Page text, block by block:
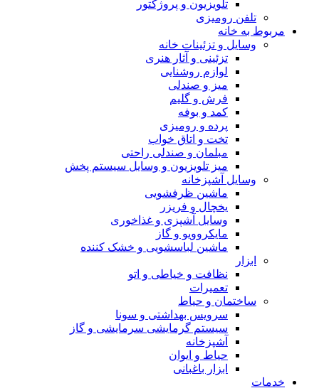
تلویزیون و پروژکتور
تلفن رومیزی
مربوط به خانه
وسایل و تزئینات خانه
تزئینی و آثار هنری
لوازم روشنایی
میز و صندلی
فرش و گلیم
کمد و بوفه
پرده و رومیزی
تخت و اتاق خواب
مبلمان و صندلی راحتی
میز تلویزیون و وسایل سیستم پخش
وسایل آشپزخانه
ماشین ظرفشویی
یخچال و فریزر
وسایل آشپزی و غذاخوری
مایکروویو و گاز
ماشین لباسشویی و خشک کننده
ابزار
نظافت و خیاطی و اتو
تعمیرات
ساختمان و حیاط
سرویس بهداشتی و سونا
سیستم گرمایشی سرمایشی و گاز
آشپزخانه
حیاط و ایوان
ابزار باغبانی
خدمات